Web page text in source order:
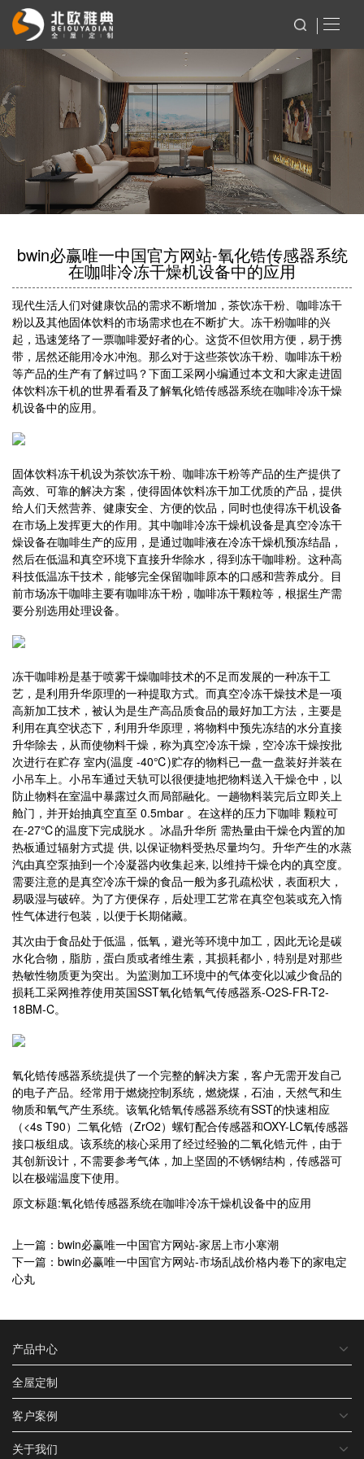
bwin必赢唯一中国官方网站-氧化锆传感器系统
在咖啡冷冻干燥机设备中的应用
现代生活人们对健康饮品的需求不断增加，茶饮冻干粉、咖啡冻干
粉以及其他固体饮料的市场需求也在不断扩大。冻干粉咖啡的兴
起，迅速笼络了一票咖啡爱好者的心。这货不但饮用方便，易于携
带，居然还能用冷水冲泡。那么对于这些茶饮冻干粉、咖啡冻干粉
等产品的生产有了解过吗？下面工采网小编通过本文和大家走进固
体饮料冻干机的世界看看及了解氧化锆传感器系统在咖啡冷冻干燥
机设备中的应用。
固体饮料冻干机设为茶饮冻干粉、咖啡冻干粉等产品的生产提供了
高效、可靠的解决方案，使得固体饮料冻干加工优质的产品，提供
给人们天然营养、健康安全、方便的饮品，同时也使得冻干机设备
在市场上发挥更大的作用。其中咖啡冷冻干燥机设备是真空冷冻干
燥设备在咖啡生产的应用，是通过咖啡液在冷冻干燥机预冻结晶，
然后在低温和真空环境下直接升华除水，得到冻干咖啡粉。这种高
科技低温冻干技术，能够完全保留咖啡原本的口感和营养成分。目
前市场冻干咖啡主要有咖啡冻干粉，咖啡冻干颗粒等，根据生产需
要分别选用处理设备。
冻干咖啡粉是基于喷雾干燥咖啡技术的不足而发展的一种冻干工
艺，是利用升华原理的一种提取方式。而真空冷冻干燥技术是一项
高新加工技术，被认为是生产高品质食品的最好加工方法，主要是
利用在真空状态下，利用升华原理，将物料中预先冻结的水分直接
升华除去，从而使物料干燥，称为真空冷冻干燥，空冷冻干燥按批
次进行在贮存 室内(温度 -40℃)贮存的物料已一盘一盘装好并装在
小吊车上。小吊车通过天轨可以很便捷地把物料送入干燥仓中，以
防止物料在室温中暴露过久而局部融化。一趟物料装完后立即关上
舱门，并开始抽真空直至 0.5mbar 。在这样的压力下咖啡 颗粒可
在-27℃的温度下完成脱水 。冰晶升华所 需热量由干燥仓内置的加
热板通过辐射方式提 供, 以保证物料受热尽量均匀。升华产生的水蒸
汽由真空泵抽到一个冷凝器内收集起来, 以维持干燥仓内的真空度。
需要注意的是真空冷冻干燥的食品一般为多孔疏松状，表面积大，
易吸湿与破碎。为了方便保存，后处理工艺常在真空包装或充入惰
性气体进行包装，以便于长期储藏。
其次由于食品处于低温，低氧，避光等环境中加工，因此无论是碳
水化合物，脂肪，蛋白质或者维生素，其损耗都小，特别是对那些
热敏性物质更为突出。为监测加工环境中的气体变化以减少食品的
损耗工采网推荐使用英国SST氧化锆氧气传感器系-O2S-FR-T2-
18BM-C。
氧化锆传感器系统提供了一个完整的解决方案，客户无需开发自己
的电子产品。经常用于燃烧控制系统，燃烧煤，石油，天然气和生
物质和氧气产生系统。该氧化锆氧传感器系统有SST的快速相应
（<4s T90）二氧化锆（ZrO2）螺钉配合传感器和OXY-LC氧传感器
接口板组成。该系统的核心采用了经过经验的二氧化锆元件，由于
其创新设计，不需要参考气体，加上坚固的不锈钢结构，传感器可
以在极端温度下使用。
原文标题:氧化锆传感器系统在咖啡冷冻干燥机设备中的应用
上一篇：bwin必赢唯一中国官方网站-家居上市小寒潮
下一篇：bwin必赢唯一中国官方网站-市场乱战价格内卷下的家电定
心丸
产品中心
全屋定制
客户案例
关于我们